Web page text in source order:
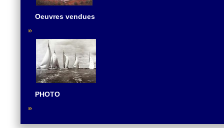
Oeuvres vendues
PHOTO